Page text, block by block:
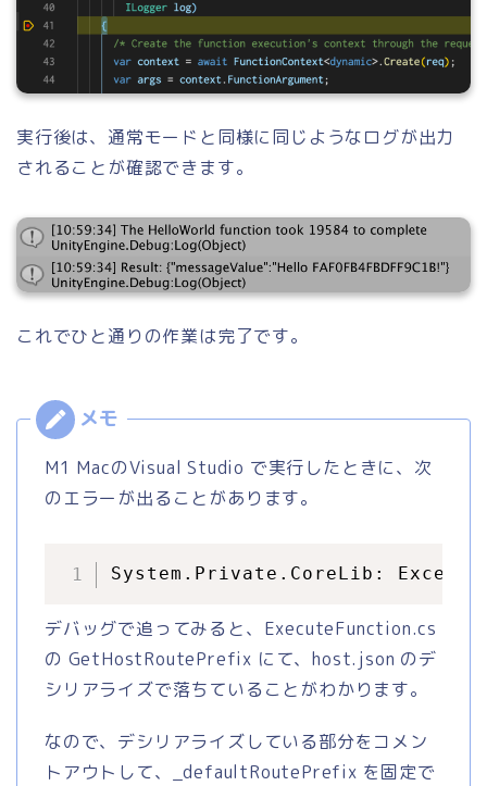
実行後は、通常モードと同様に同じようなログが出力
されることが確認できます。
これでひと通りの作業は完了です。
M1 MacのVisual Studio で実行したときに、次
のエラーが出ることがあります。
System.Private.CoreLib:
デバッグで追ってみると、ExecuteFunction.cs
の GetHostRoutePrefix にて、host.json のデ
シリアライズで落ちていることがわかります。
なので、デシリアライズしている部分をコメン
トアウトして、_defaultRoutePrefix を固定で